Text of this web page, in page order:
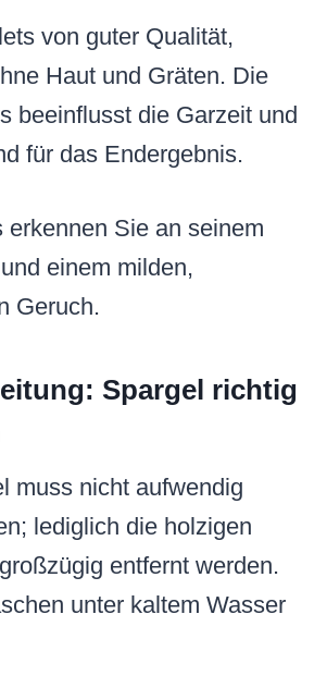
von guter Qualität,
Haut und Gräten. Die
beeinflusst die Garzeit und
für das Endergebnis.
erkennen Sie an seinem
einem milden,
Geruch.
Spargel richtig
muss nicht aufwendig
lediglich die holzigen
entfernt werden.
unter kaltem Wasser